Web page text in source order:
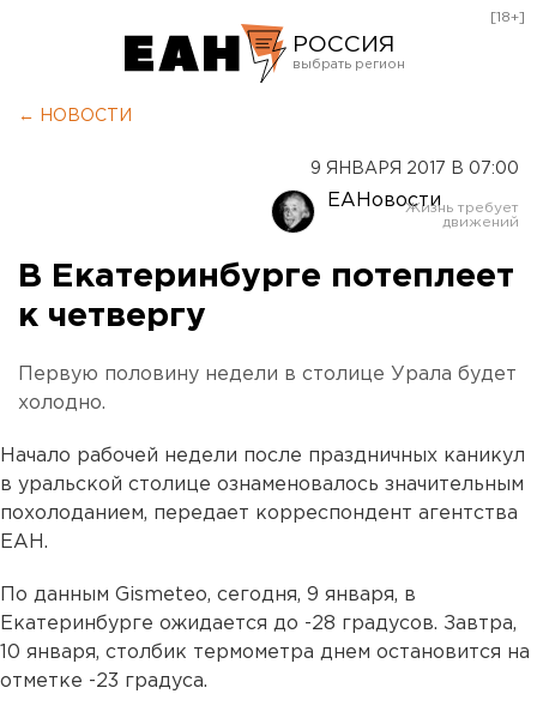
РОССИЯ
Оренбург
[18+]
← НОВОСТИ
9 ЯНВАРЯ 2017 В 07:00
ЕАНовости
В Екатеринбурге потеплеет
к четвергу
Первую половину недели в столице Урала будет
холодно.
Начало рабочей недели после праздничных каникул
в уральской столице ознаменовалось значительным
похолоданием, передает корреспондент агентства
ЕАН.
По данным Gismeteo, сегодня, 9 января, в
Екатеринбурге ожидается до -28 градусов. Завтра,
10 января, столбик термометра днем остановится на
отметке -23 градуса.